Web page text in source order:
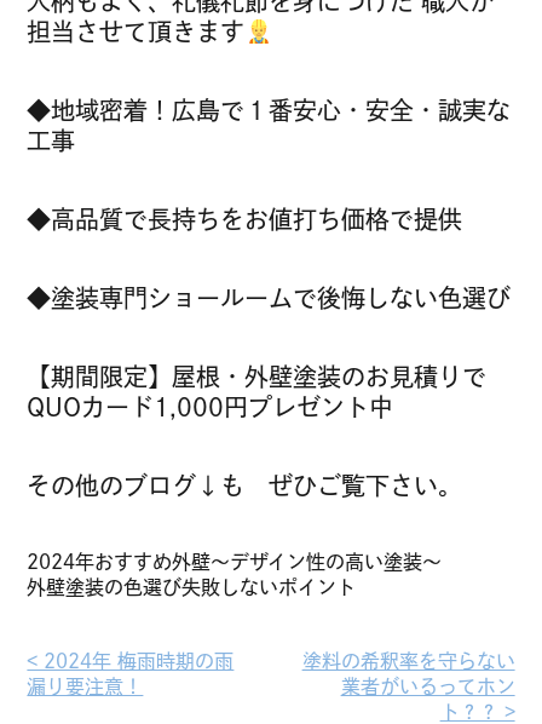
担当させて頂きます
◆地域密着！広島で１番安心・安全・誠実な
工事
◆高品質で長持ちをお値打ち価格で提供
◆塗装専門ショールームで後悔しない色選び
【期間限定】屋根・外壁塗装のお見積りで
QUOカード1,000円プレゼント中
その他のブログ↓も ぜひご覧下さい。
2024年おすすめ外壁～デザイン性の高い塗装～
外壁塗装の色選び失敗しないポイント
< 2024年 梅雨時期の雨
漏り要注意！︎
塗料の希釈率を守らない
業者がいるってホン
ト？？ >︎